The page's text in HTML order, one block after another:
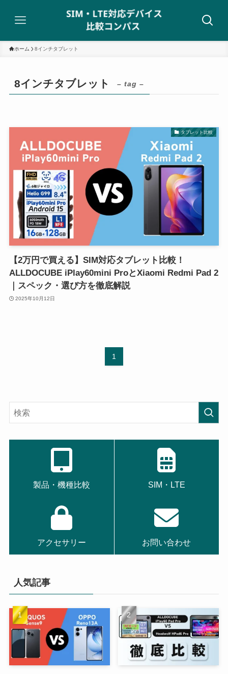
ホーム 8インチタブレット
8インチタブレット – tag –
タブレット比較
【2万円で買える】SIM対応タブレット比較！
ALLDOCUBE iPlay60mini ProとXiaomi Redmi Pad 2
｜スペック・選び方を徹底解説
2025年10月12日
1
製品・機種比較 SIM・LTE
アクセサリー お問い合わせ
人気記事